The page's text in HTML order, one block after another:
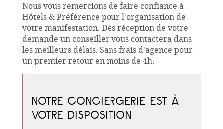
Nous vous remercions de faire confiance à
Hôtels & Préférence pour l'organisation de
votre manifestation. Dès réception de votre
demande un conseiller vous contactera dans
les meilleurs délais. Sans frais d'agence pour
un premier retour en moins de 4h.
NOTRE CONCIERGERIE EST À
VOTRE DISPOSITION